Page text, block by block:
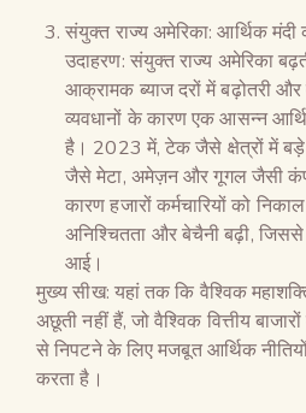
संयुक्त राज्य अमेरिका: आर्थिक मंदी
उदाहरण: संयुक्त राज्य अमेरिका
आक्रामक ब्याज दरों में बढ़ोतरी
व्यवधानों के कारण एक आसन्न
है। 2023 में, टेक जैसे क्षेत्रों में बड़े
जैसे मेटा, अमेज़न और गूगल जैसी
कारण हजारों कर्मचारियों को
अनिश्चितता और बेचैनी बढ़ी, जिससे
आई।
मुख्य सीख: यहां तक कि वैश्विक
अछूती नहीं हैं, जो वैश्विक वित्तीय
से निपटने के लिए मजबूत आर्थिक
करता है।